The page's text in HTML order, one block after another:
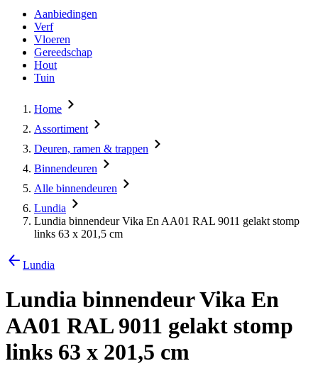
Aanbiedingen
Verf
Vloeren
Gereedschap
Hout
Tuin
Home
Assortiment
Deuren, ramen & trappen
Binnendeuren
Alle binnendeuren
Lundia
Lundia binnendeur Vika En AA01 RAL 9011 gelakt stomp
links 63 x 201,5 cm
Lundia
Lundia binnendeur Vika En
AA01 RAL 9011 gelakt stomp
links 63 x 201,5 cm